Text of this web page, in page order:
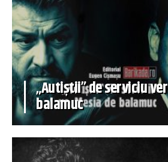
„Autiștii” de serviciu
balamuc